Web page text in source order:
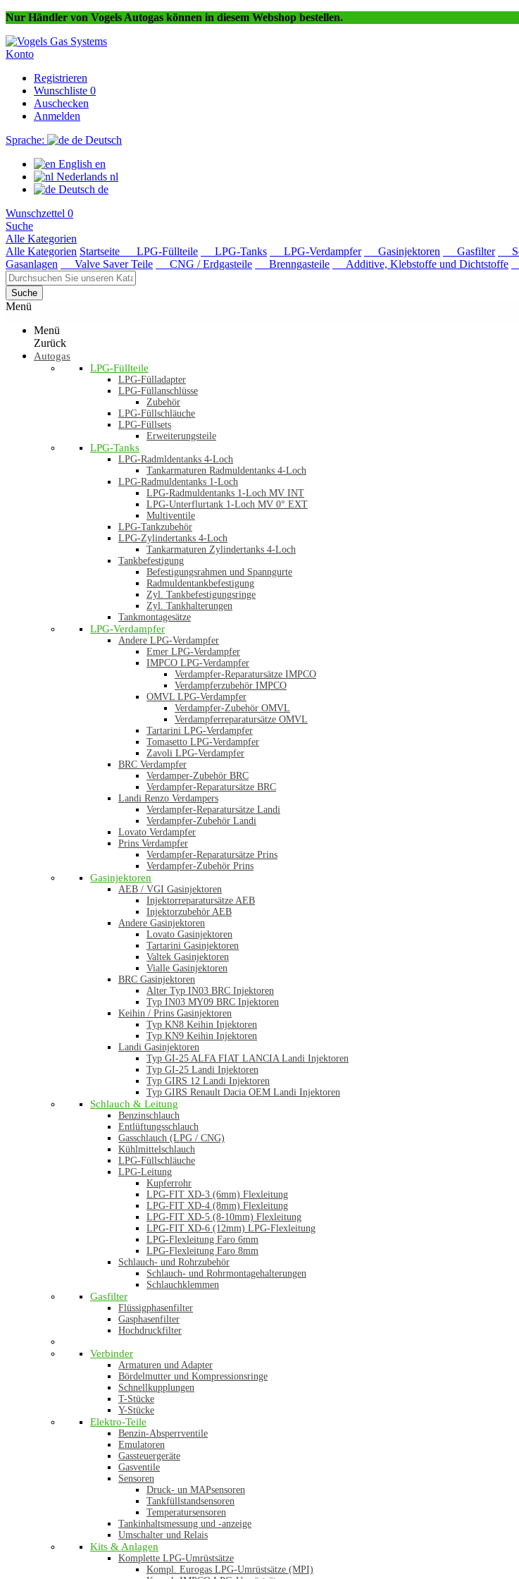
Nur Händler von Vogels Autogas können in diesem Webshop bestellen.
Konto
Registrieren
Wunschliste 0
Auschecken
Anmelden
Sprache:
de Deutsch
English en
Nederlands nl
Deutsch de
Wunschzettel 0
Suche
Alle Kategorien
Alle Kategorien Startseite LPG-Füllteile LPG-Tanks LPG-Verdampfer Gasinjektoren Gasfilter
Gasanlagen
Valve Saver Teile CNG / Erdgasteile Brenngasteile Additive, Klebstoffe und Dichtstoffe
Suche
Menü
Menü
Zurück
Autogas
LPG-Füllteile
LPG-Fülladapter
LPG-Füllanschlüsse
Zubehör
LPG-Füllschläuche
LPG-Füllsets
Erweiterungsteile
LPG-Tanks
LPG-Radmldentanks 4-Loch
Tankarmaturen Radmuldentanks 4-Loch
LPG-Radmuldentanks 1-Loch
LPG-Radmuldentanks 1-Loch MV INT
LPG-Unterflurtank 1-Loch MV 0° EXT
Multiventile
LPG-Tankzubehör
LPG-Zylindertanks 4-Loch
Tankarmaturen Zylindertanks 4-Loch
Tankbefestigung
Befestigungsrahmen und Spanngurte
Radmuldentankbefestigung
Zyl. Tankbefestigungsringe
Zyl. Tankhalterungen
Tankmontagesätze
LPG-Verdampfer
Andere LPG-Verdampfer
Emer LPG-Verdampfer
IMPCO LPG-Verdampfer
Verdampfer-Reparatursätze IMPCO
Verdampferzubehör IMPCO
OMVL LPG-Verdampfer
Verdampfer-Zubehör OMVL
Verdampferreparatursätze OMVL
Tartarini LPG-Verdampfer
Tomasetto LPG-Verdampfer
Zavoli LPG-Verdampfer
BRC Verdampfer
Verdamper-Zubehör BRC
Verdampfer-Reparatursätze BRC
Landi Renzo Verdampers
Verdampfer-Reparatursätze Landi
Verdampfer-Zubehör Landi
Lovato Verdampfer
Prins Verdampfer
Verdampfer-Reparatursätze Prins
Verdampfer-Zubehör Prins
Gasinjektoren
AEB / VGI Gasinjektoren
Injektorreparatursätze AEB
Injektorzubehör AEB
Andere Gasinjektoren
Lovato Gasinjektoren
Tartarini Gasinjektoren
Valtek Gasinjektoren
Vialle Gasinjektoren
BRC Gasinjektoren
Alter Typ IN03 BRC Injektoren
Typ IN03 MY09 BRC Injektoren
Keihin / Prins Gasinjektoren
Typ KN8 Keihin Injektoren
Typ KN9 Keihin Injektoren
Landi Gasinjektoren
Typ GI-25 ALFA FIAT LANCIA Landi Injektoren
Typ GI-25 Landi Injektoren
Typ GIRS 12 Landi Injektoren
Typ GIRS Renault Dacia OEM Landi Injektoren
Schlauch & Leitung
Benzinschlauch
Entlüftungsschlauch
Gasschlauch (LPG / CNG)
Kühlmittelschlauch
LPG-Füllschläuche
LPG-Leitung
Kupferrohr
LPG-FIT XD-3 (6mm) Flexleitung
LPG-FIT XD-4 (8mm) Flexleitung
LPG-FIT XD-5 (8-10mm) Flexleitung
LPG-FIT XD-6 (12mm) LPG-Flexleitung
LPG-Flexleitung Faro 6mm
LPG-Flexleitung Faro 8mm
Schlauch- und Rohrzubehör
Schlauch- und Rohrmontagehalterungen
Schlauchklemmen
Gasfilter
Flüssigphasenfilter
Gasphasenfilter
Hochdruckfilter
Verbinder
Armaturen und Adapter
Bördelmutter und Kompressionsringe
Schnellkupplungen
T-Stücke
Y-Stücke
Elektro-Teile
Benzin-Absperrventile
Emulatoren
Gassteuergeräte
Gasventile
Sensoren
Druck- un MAPsensoren
Tankfüllstandsensoren
Temperatursensoren
Tankinhaltsmessung und -anzeige
Umschalter und Relais
Kits & Anlagen
Komplette LPG-Umrüstsätze
Kompl. Eurogas LPG-Umrüstsätze (MPI)